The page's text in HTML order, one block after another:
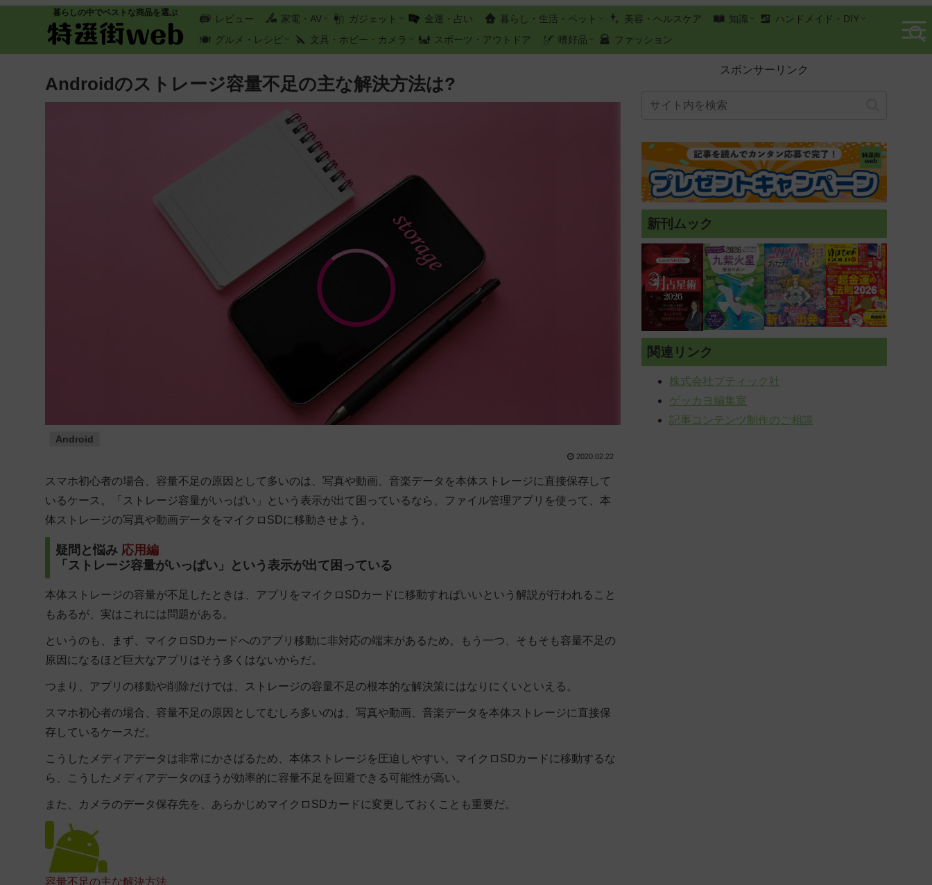
暮らしの中でベストな商品を選ぶ
レビュー 家電・AV ガジェット 金運・占い 暮らし・生活・ペット 美容・ヘルスケア 知識
ハンドメイド・DIY
グルメ・レシピ
文具・ホビー・カメラ スポーツ・アウトドア 嗜好品 ファッション
Androidのストレージ容量不足の主な解決方法は?
Android
2020.02.22
スマホ初心者の場合、容量不足の原因として多いのは、写真や動画、音楽データを本体ストレージに直接保存して
いるケース。「ストレージ容量がいっぱい」という表示が出て困っているなら、ファイル管理アプリを使って、本
体ストレージの写真や動画データをマイクロSDに移動させよう。
疑問と悩み 応用編
「ストレージ容量がいっぱい」という表示が出て困っている
本体ストレージの容量が不足したときは、アプリをマイクロSDカードに移動すればいいという解説が行われること
もあるが、実はこれには問題がある。
というのも、まず、マイクロSDカードへのアプリ移動に非対応の端末があるため。もう一つ、そもそも容量不足の
原因になるほど巨大なアプリはそう多くはないからだ。
つまり、アプリの移動や削除だけでは、ストレージの容量不足の根本的な解決策にはなりにくいといえる。
スマホ初心者の場合、容量不足の原因としてむしろ多いのは、写真や動画、音楽データを本体ストレージに直接保
存しているケースだ。
こうしたメディアデータは非常にかさばるため、本体ストレージを圧迫しやすい。マイクロSDカードに移動するな
ら、こうしたメディアデータのほうが効率的に容量不足を回避できる可能性が高い。
また、カメラのデータ保存先を、あらかじめマイクロSDカードに変更しておくことも重要だ。
容量不足の主な解決方法
スポンサーリンク
新刊ムック
関連リンク
株式会社ブティック社
ゲッカヨ編集室
記事コンテンツ制作のご相談